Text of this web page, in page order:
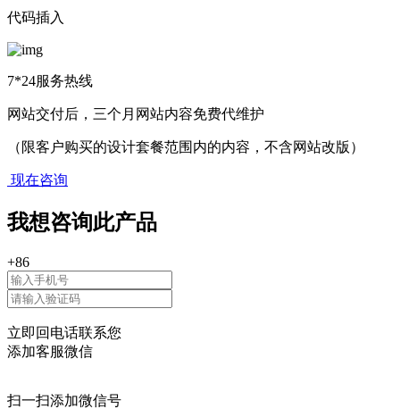
代码插入
7*24服务热线
网站交付后，三个月网站内容免费代维护
（限客户购买的设计套餐范围内的内容，不含网站改版）
现在咨询
我想咨询此产品
+86
立即回电话联系您
添加客服微信
扫一扫添加微信号